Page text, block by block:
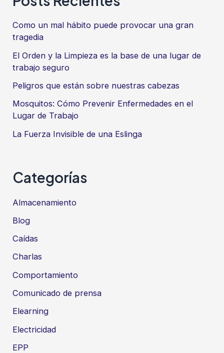
seguridad
en
empresa
Como un mal hábito puede provocar una gran
tragedia
El Orden y la Limpieza es la base de una lugar de
trabajo seguro
Peligros que están sobre nuestras cabezas
Mosquitos: Cómo Prevenir Enfermedades en el
Lugar de Trabajo
La Fuerza Invisible de una Eslinga
Categorías
Almacenamiento
Blog
Caídas
Charlas
Comportamiento
Comunicado de prensa
Elearning
Electricidad
EPP